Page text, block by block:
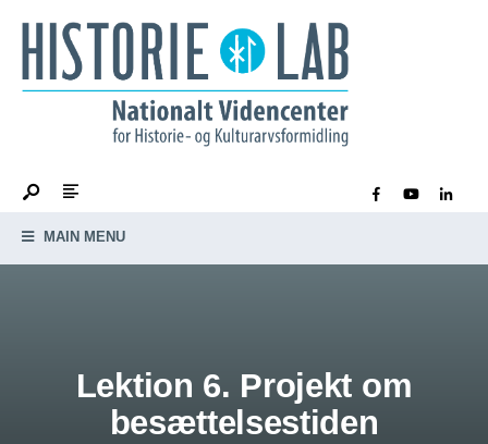
MAIN MENU
Lektion 6. Projekt om
besættelsestiden